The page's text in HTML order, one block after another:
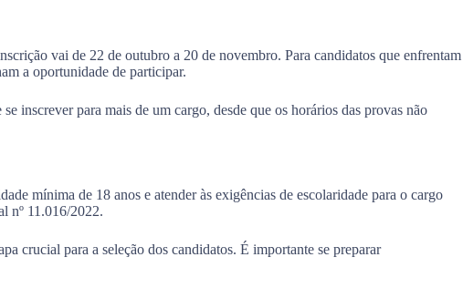
vai de 22 de outubro a 20 de novembro. Para candidatos que enfrentam
a oportunidade de participar.
inscrever para mais de um cargo, desde que os horários das provas não
mínima de 18 anos e atender às exigências de escolaridade para o cargo
nº 11.016/2022.
crucial para a seleção dos candidatos. É importante se preparar